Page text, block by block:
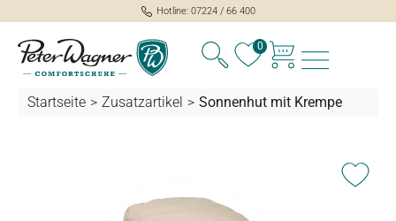
springen
Hotline: 07224 / 66 400
0
Startseite > Zusatzartikel > Sonnenhut mit Krempe